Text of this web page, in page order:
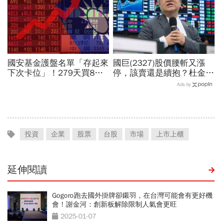
國安基金護盤名單「存起來
下次卡位」！279天買8檔
國巨(2327)股價腰斬又漲
停，該賣還是續抱？杜金龍
預言重演華城狂飆走勢「解
Ads by
投資 企業 股票 台股 市場 上市上櫃
延伸閱讀
Gogoro跑去國外掛牌卻鎩羽，在台灣可能會有更好機
會！謝金河：創新板解除限制人氣會更旺
2025-01-07